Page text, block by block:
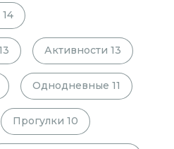
14
Активности 13
Однодневные 11
Прогулки 10